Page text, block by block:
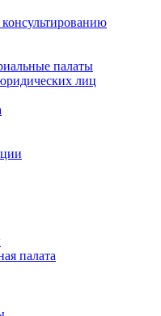
палаты
лиц
палата